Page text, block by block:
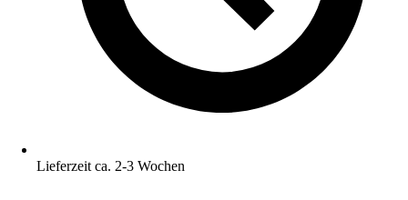
Lieferzeit ca. 2-3 Wochen